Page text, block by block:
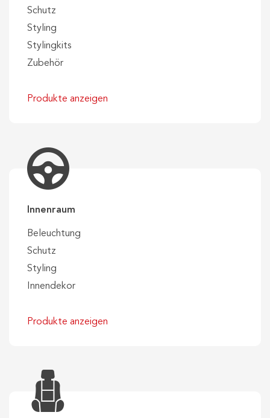
Schutz
Styling
Stylingkits
Zubehör
Produkte anzeigen
Innenraum
Beleuchtung
Schutz
Styling
Innendekor
Produkte anzeigen